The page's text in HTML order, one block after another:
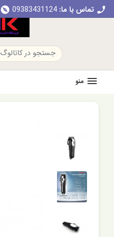
call تماس با ما: 09383431124
explore
منو